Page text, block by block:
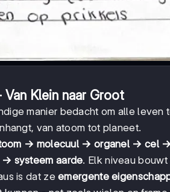
Klein naar Groot
manier bedacht om alle leven
van atoom tot planeet.
→ molecuul → organel → cel
systeem aarde. Elk niveau
is dat zeemergente